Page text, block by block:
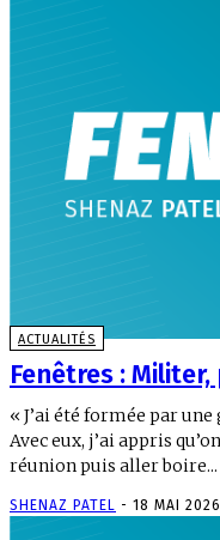
ACTUALITÉS
Fenêtres :
« J’ai été formée par
Avec eux, j’ai appris
réunion puis aller boire...
SHENAZ PATEL - 18 MAI